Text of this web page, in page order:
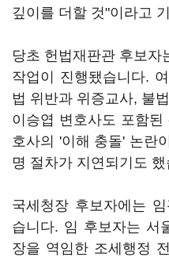
깊이를 더할 것"이라고
당초 헌법재판관 후보자
작업이 진행됐습니다.
법 위반과 위증교사, 불
이승엽 변호사도 포함
호사의 '이해 충돌' 논란
명 절차가 지연되기도
국세청장 후보자에는
습니다. 임 후보자는 서
장을 역임한 조세행정